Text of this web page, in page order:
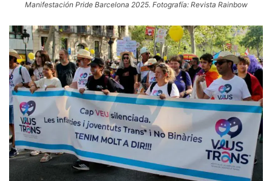
Manifestación Pride Barcelona 2025. Fotografía: Revista Rainbow